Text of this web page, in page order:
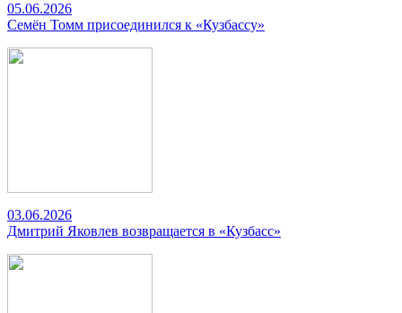
05.06.2026
Семён Томм присоединился к «Кузбассу»
03.06.2026
Дмитрий Яковлев возвращается в «Кузбасс»